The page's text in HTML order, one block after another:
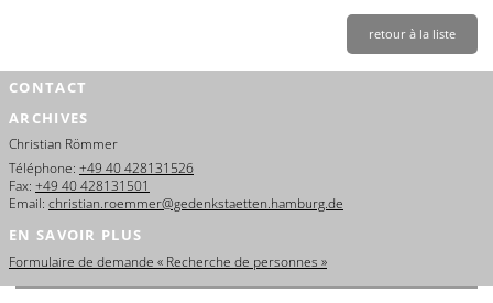
retour à la liste
CONTACT
ARCHIVES
Christian Römmer
Téléphone: +49 40 428131526
Fax: +49 40 428131501
Email: christian.roemmer@gedenkstaetten.hamburg.de
EN SAVOIR PLUS
Formulaire de demande « Recherche de personnes »